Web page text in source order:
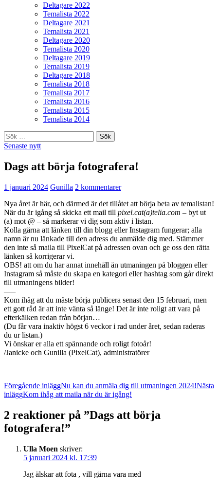
Deltagare 2022
Temalista 2022
Deltagare 2021
Temalista 2021
Deltagare 2020
Temalista 2020
Deltagare 2019
Temalista 2019
Deltagare 2018
Temalista 2018
Temalista 2017
Temalista 2016
Temalista 2015
Temalista 2014
Sök
efter:
Senaste nytt
Dags att börja fotografera!
1 januari 2024 Gunilla 2 kommentarer
Nya året är här, och därmed är det tillåtet att börja beta av temalistan!
När du är igång så skicka ett mail till pixel.cat(a)telia.com – byt ut
(a) mot @ – så markerar vi dig som aktiv i listan.
Kolla gärna att länken till din blogg eller Instagram fungerar; alla
namn är nu länkade till den adress du anmälde dig med. Stämmer
den inte så maila till PixelCat på adressen ovan och ge oss den rätta
länken så korrigerar vi.
OBS! att om du har annat innehåll än utmaningen på bloggen eller
Instagram så måste du skapa en kategori eller hashtag som går direkt
till utmaningens bilder!
—–
Kom ihåg att du måste börja publicera senast den 15 februari, men
ett gott råd är att inte vänta så länge! Det är inte roligt att vara på
efterkälken redan från början…
(Du får vara inaktiv högst 6 veckor i rad under året, sedan raderas
du ur listan.)
Vi önskar er alla ett spännande och roligt fotoår!
/Janicke och Gunilla (PixelCat), administratörer
Inläggsnavigering
Föregående inläggNu kan du anmäla dig till utmaningen 2024!Nästa
inläggKom ihåg att maila när du är igång!
2 reaktioner på ”Dags att börja
fotografera!”
Ulla Moen skriver:
5 januari 2024 kl. 17:39
Jag älskar att fota , vill gärna vara med